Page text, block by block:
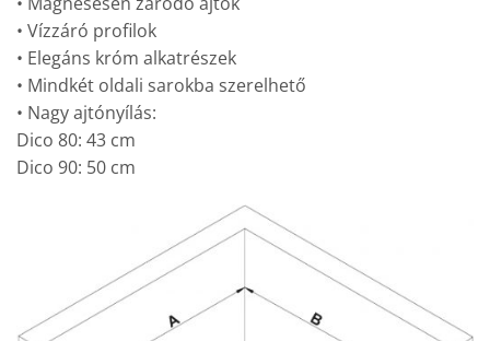
• Vízzáró profilok
• Elegáns króm alkatrészek
• Mindkét oldali sarokba szerelhető
• Nagy ajtónyílás:
Dico 80: 43 cm
Dico 90: 50 cm